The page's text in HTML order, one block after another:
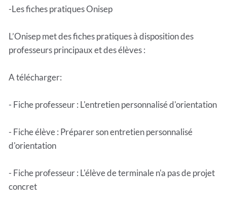
-Les fiches pratiques Onisep
L’Onisep met des fiches pratiques à disposition des
professeurs principaux et des élèves :
A télécharger:
- Fiche professeur : L'entretien personnalisé d'orientation
- Fiche élève : Préparer son entretien personnalisé
d'orientation
- Fiche professeur : L'élève de terminale n'a pas de projet
concret